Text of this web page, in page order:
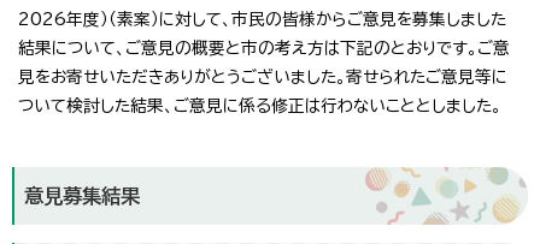
2026年度）（素案）に対して、市民の皆様からご意見を募集しました
結果について、ご意見の概要と市の考え方は下記のとおりです。ご意
見をお寄せいただきありがとうございました。寄せられたご意見等に
ついて検討した結果、ご意見に係る修正は行わないこととしました。
意見募集結果